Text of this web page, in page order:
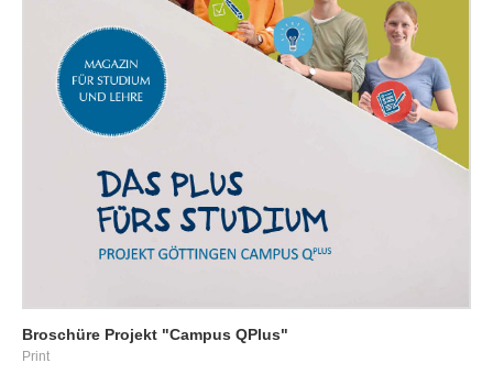
Broschüre Projekt "Campus QPlus"
Print